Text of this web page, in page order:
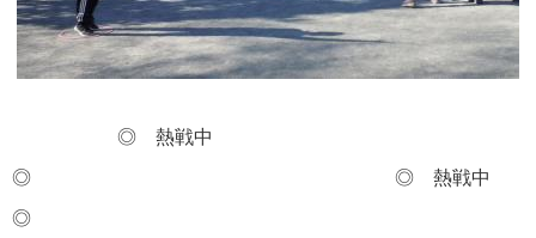
◎ 熱戦中
◎ ◎ 熱戦中
◎